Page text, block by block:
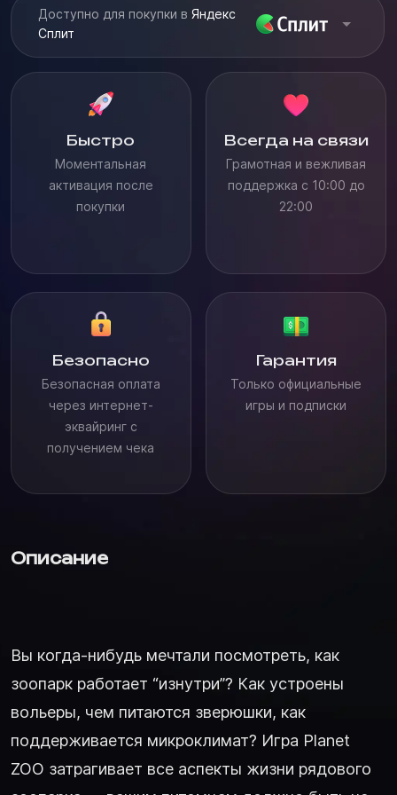
Доступно для покупки в Яндекс
Сплит
Быстро
Моментальная
активация после
покупки
Всегда на связи
Грамотная и вежливая
поддержка с 10:00 до
22:00
Безопасно
Безопасная оплата
через интернет-
эквайринг с
получением чека
Гарантия
Только официальные
игры и подписки
Описание
Вы когда-нибудь мечтали посмотреть, как
зоопарк работает “изнутри”? Как устроены
вольеры, чем питаются зверюшки, как
поддерживается микроклимат? Игра Planet
ZOO затрагивает все аспекты жизни рядового